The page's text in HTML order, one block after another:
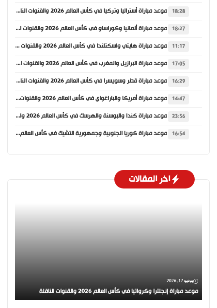
18:28 موعد مباراة أستراليا وتركيا في كأس العالم 2026 والقنوات الناقلة
18:27 موعد مباراة ألمانيا وكوراساو في كأس العالم 2026 والقنوات الناقلة
11:17 موعد مباراة هايتي واسكتلندا في كأس العالم 2026 والقنوات الناقلة
17:05 موعد مباراة البرازيل والمغرب في كأس العالم 2026 والقنوات الناقلة
16:29 موعد مباراة قطر وسويسرا في كأس العالم 2026 والقنوات الناقلة
14:47 موعد مباراة أمريكا والباراغواي في كأس العالم 2026 والقنوات الناقلة
23:56 موعد مباراة كندا والبوسنة والهرسك في كأس العالم 2026 والقنوات الناقلة
16:54 موعد مباراة كوريا الجنوبية وجمهورية التشيك في كأس العالم 2026 والقنوات الناقلة
اخر المقالات
يونيو 17, 2026
موعد مباراة إنجلترا وكرواتيا في كأس العالم 2026 والقنوات الناقلة